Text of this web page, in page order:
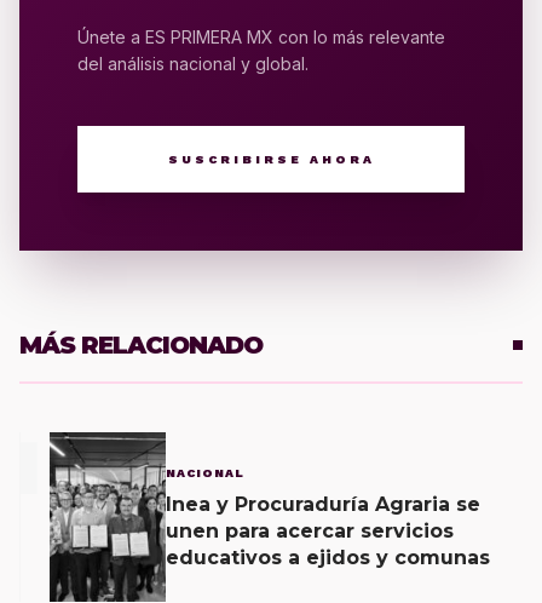
Únete a ES PRIMERA MX con lo más relevante
del análisis nacional y global.
SUSCRIBIRSE AHORA
MÁS RELACIONADO
NACIONAL
Inea y Procuraduría Agraria se
unen para acercar servicios
educativos a ejidos y comunas